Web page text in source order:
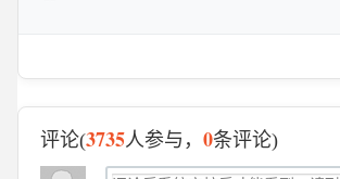
评论(3735人参与， 0条评论)